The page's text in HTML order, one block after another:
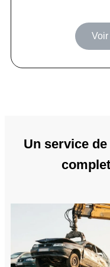
Voir
Un service